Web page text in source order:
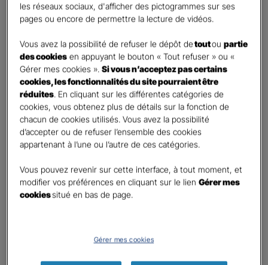
Monsieur
First Last
Téléphone *
United
States
+1
E-mail*
Informations complémentaires (facultatif)
Information données personnelles*
les réseaux sociaux, d'afficher des pictogrammes sur ses
pages ou encore de permettre la lecture de vidéos.
Vous avez la possibilité de refuser le dépôt detoutoupartie
des cookies en appuyant le bouton « Tout refuser » ou «
Gérer mes cookies ».Si vous n’acceptez pas certains
cookies, les fonctionnalités du site pourraient être
réduites. En cliquant sur les différentes catégories de
cookies, vous obtenez plus de détails sur la fonction de
chacun de cookies utilisés. Vous avez la possibilité
d’accepter ou de refuser l’ensemble des cookies
appartenant à l’une ou l’autre de ces catégories.
Vous pouvez revenir sur cette interface, à tout moment, et
modifier vos préférences en cliquant sur le lienGérer mes
cookiessitué en bas de page.
Gérer mes cookies